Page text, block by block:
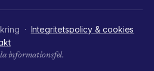
·
Integritetspolicy & cookies
informationsfel.